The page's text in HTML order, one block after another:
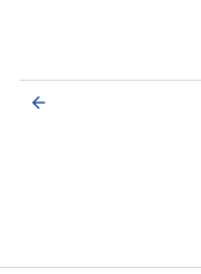
arrow_back